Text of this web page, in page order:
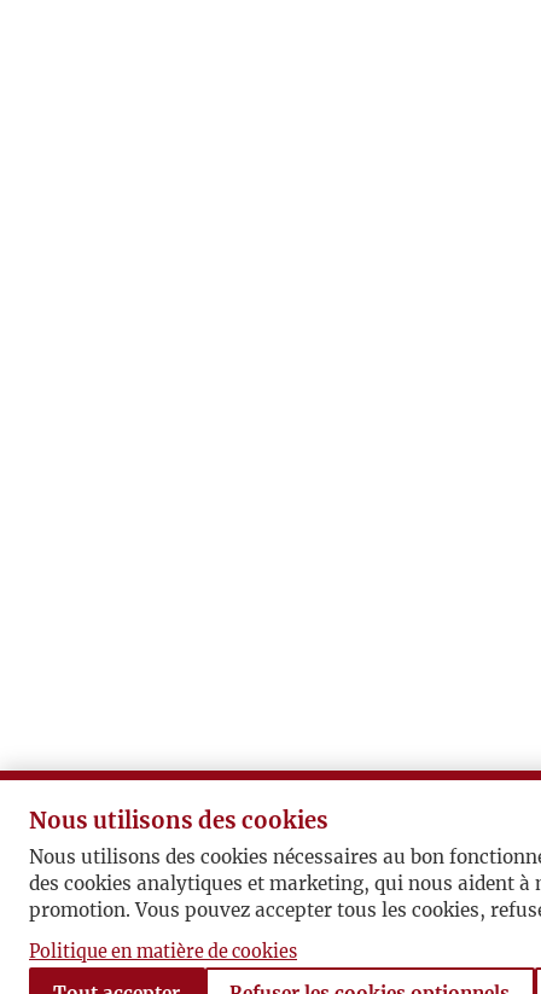
Nous utilisons des cookies
Nous utilisons des cookies nécessaires au bon
des cookies analytiques et marketing, qui nous aident
promotion. Vous pouvez accepter tous les cookies,
Politique en matière de cookies